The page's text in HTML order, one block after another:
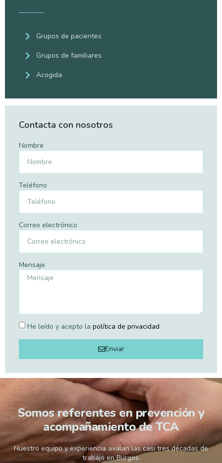
Grupos de pacientes
Grupos de familiares
Acogida
Contacta con nosotros
Nombre
Teléfono
Correo electrónico
Mensaje
He leído y acepto la política de privacidad
Enviar
Somos referentes en prevención y
acompañamiento de TCA
Nuestro equipo y experiencia avalan las casi tres décadas de
trabajo en Burgos.